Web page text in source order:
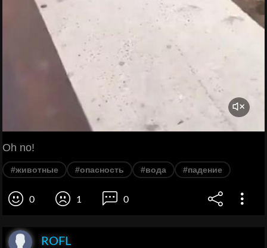
Oh no!
#животные #опасность #вода #падение
0 1 0
ROFL